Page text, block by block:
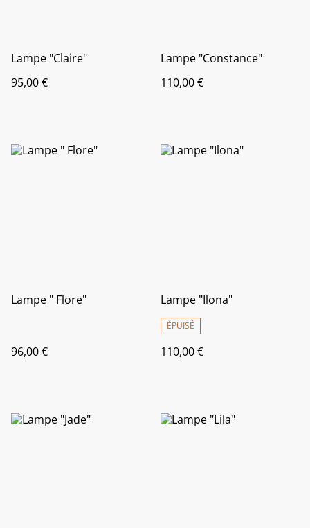
Lampe "Claire"
95,00 €
Lampe "Constance"
110,00 €
Lampe " Flore"
96,00 €
Lampe "Ilona"
ÉPUISÉ
110,00 €